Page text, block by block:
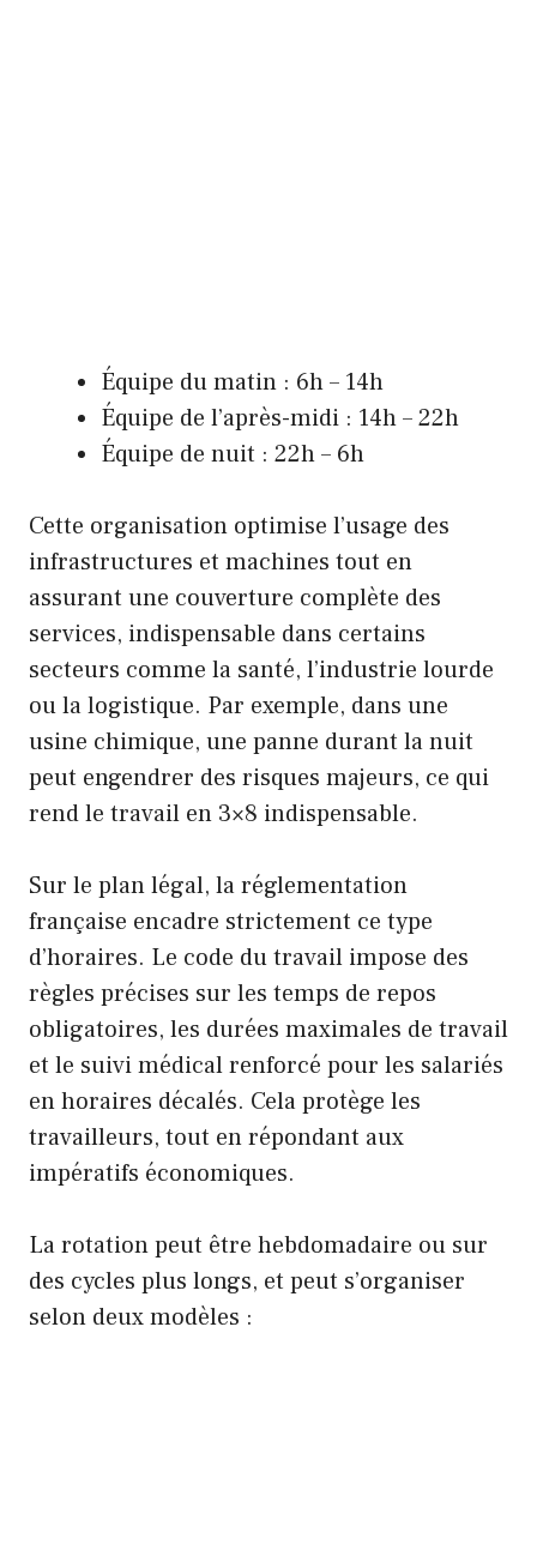
Équipe du matin : 6h – 14h
Équipe de l’après-midi : 14h – 22h
Équipe de nuit : 22h – 6h
Cette organisation optimise l’usage des
infrastructures et machines tout en
assurant une couverture complète des
services, indispensable dans certains
secteurs comme la santé, l’industrie lourde
ou la logistique. Par exemple, dans une
usine chimique, une panne durant la nuit
peut engendrer des risques majeurs, ce qui
rend le travail en 3×8 indispensable.
Sur le plan légal, la réglementation
française encadre strictement ce type
d’horaires. Le code du travail impose des
règles précises sur les temps de repos
obligatoires, les durées maximales de travail
et le suivi médical renforcé pour les salariés
en horaires décalés. Cela protège les
travailleurs, tout en répondant aux
impératifs économiques.
La rotation peut être hebdomadaire ou sur
des cycles plus longs, et peut s’organiser
selon deux modèles :